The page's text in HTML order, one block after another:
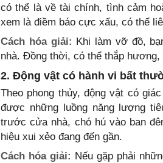
có thể là về tài chính, tình cảm
xem là điềm báo cực xấu, có thể
Cách hóa giải: Khi làm vỡ đồ,
nhà. Đồng thời, có thể thắp
2. Động vật có hành vi bất
Theo phong thủy, động vật có
được những luồng năng lượng
trước cửa nhà, chó hú vào ban
hiệu xui xẻo đang đến gần.
Cách hóa giải: Nếu gặp phải